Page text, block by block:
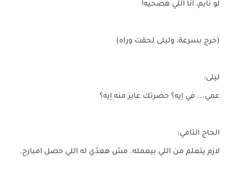
لو نايم، أنا اللي هصحيه!
(خرج بسرعة، وليلى لحقت وراه)
ليلى:
عمي... في إيه؟ حضرتك عايز منه إيه؟
الحاج التامي:
لازم يتعلم من اللي بيعمله. مش هعدّي له اللي حصل امبارح.